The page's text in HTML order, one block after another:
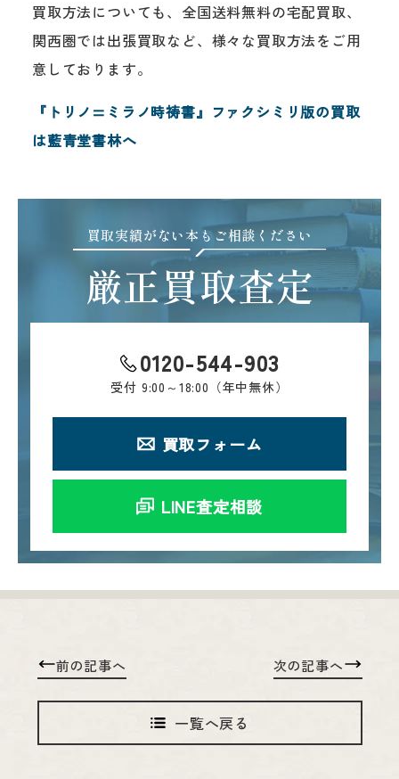
買取方法についても、全国送料無料の宅配買取、
関西圏では出張買取など、様々な買取方法をご用
意しております。
『トリノ=ミラノ時祷書』ファクシミリ版の買取
は藍青堂書林へ
買取実績がない本もご相談ください
厳正買取査定
0120-544-903
受付 9:00～18:00（年中無休）
買取フォーム
LINE査定相談
前の記事へ
一覧へ戻る
次の記事へ